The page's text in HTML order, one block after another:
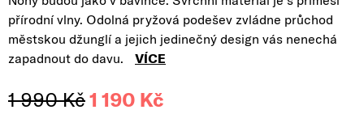
přírodní vlny. Odolná pryžová podešev zvládne průchod
městskou džunglí a jejich jedinečný design vás nenechá
zapadnout do davu.
VÍCE
1 990 Kč1 190 Kč